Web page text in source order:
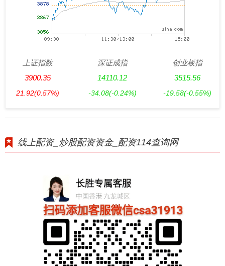
上证指数
3900.35
21.92(0.57%)
深证成指
14110.12
-34.08(-0.24%)
创业板指
3515.56
-19.58(-0.55%)
线上配资_炒股配资资金_配资114查询网